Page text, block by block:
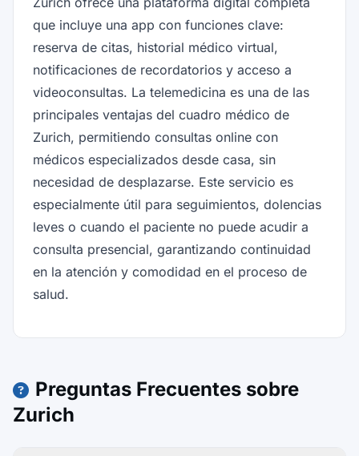
que incluye una app con funciones clave:
reserva de citas, historial médico virtual,
notificaciones de recordatorios y acceso a
videoconsultas. La telemedicina es una de las
principales ventajas del cuadro médico de
Zurich, permitiendo consultas online con
médicos especializados desde casa, sin
necesidad de desplazarse. Este servicio es
especialmente útil para seguimientos, dolencias
leves o cuando el paciente no puede acudir a
consulta presencial, garantizando continuidad
en la atención y comodidad en el proceso de
salud.
Preguntas Frecuentes sobre
Zurich